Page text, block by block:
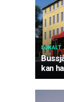
LOKALT
kan